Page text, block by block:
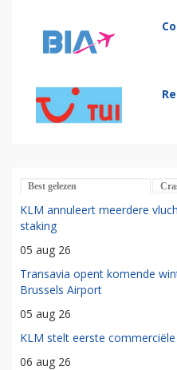
Best gelezen
KLM annuleert meerdere
staking
05 aug 26
Transavia opent komende
Brussels Airport
05 aug 26
KLM stelt eerste
06 aug 26